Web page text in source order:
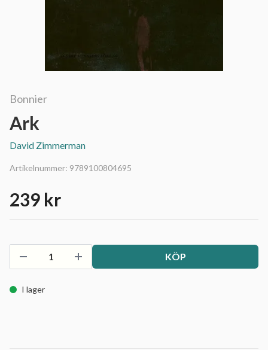
Bonnier
Ark
David Zimmerman
Artikelnummer: 9789100804695
239 kr
KÖP
I lager